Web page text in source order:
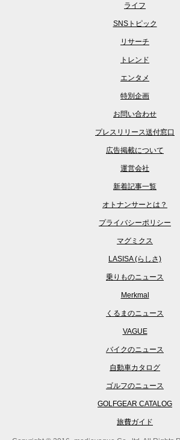
ライフ
SNSトピック
リサーチ
トレンド
エンタメ
特別企画
お問い合わせ
プレスリリース送付窓口
広告掲載について
運営会社
新着記事一覧
オトナンサーとは？
プライバシーポリシー
マグミクス
LASISA (らしさ)
乗りものニュース
Merkmal
くるまのニュース
VAGUE
バイクのニュース
自動車カタログ
ゴルフのニュース
GOLFGEAR CATALOG
旅費ガイド